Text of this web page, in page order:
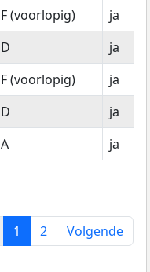
F (voorlopig)
ja
D
ja
F (voorlopig)
ja
D
ja
A ja
1 2 Volgende